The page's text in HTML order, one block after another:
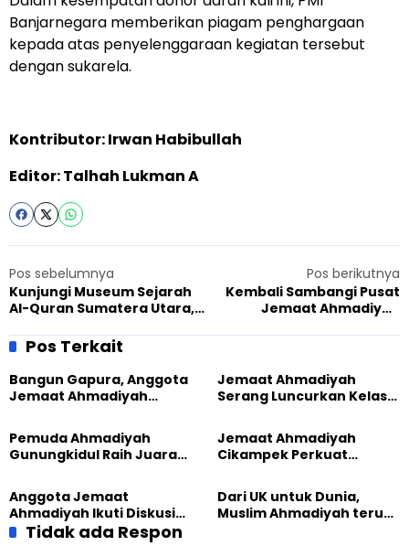
Banjarnegara memberikan piagam penghargaan
kepada atas penyelenggaraan kegiatan tersebut
dengan sukarela.
Kontributor: Irwan Habibullah
Editor: Talhah Lukman A
Pos sebelumnya
Kunjungi Museum Sejarah
Al-Quran Sumatera Utara,
Kenalkan Program
Terjemahan Al-Quran ke
Berbagai Bahasa
Pos berikutnya
Kembali Sambangi Pusat
Jemaat Ahmadiyah
Perbandingan Studi Agama
Keislaman yang Kuat
Pos Terkait
Bangun Gapura, Anggota
Jemaat Ahmadiyah
Sambut HUT RI ke-81
Jemaat Ahmadiyah
Serang Luncurkan Kelas
Generasi Unggul
Pemuda Ahmadiyah
Gunungkidul Raih Juara
Jemaat Ahmadiyah
Cikampek Perkuat
Lewat Pengajian
Gabungan
Anggota Jemaat
Ahmadiyah Ikuti Diskusi
Pluralisme di Yogyakarta
Dari UK untuk Dunia,
Muslim Ahmadiyah terus
Tidak ada Respon